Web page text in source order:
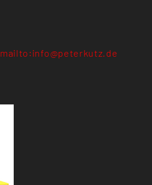
mailto:info@peterkutz.de